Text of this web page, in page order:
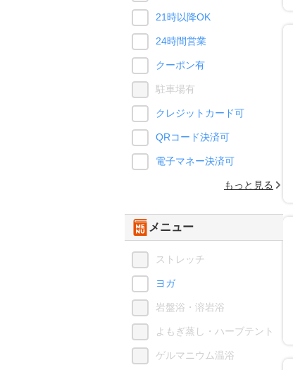
21時以降OK
24時間営業
クーポン有
駐車場有
クレジットカード可
QRコード決済可
電子マネー決済可
もっと見る
メニュー
ストレッチ
ヨガ
岩盤浴・溶岩浴
よもぎ蒸し・ハーブテント
ゲルマニウム温浴